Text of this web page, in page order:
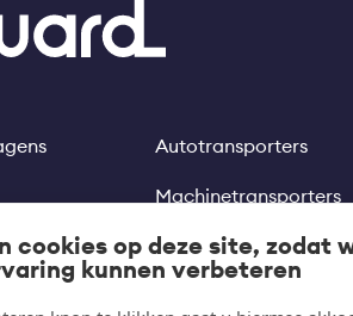
cookies op deze site, zodat
kunnen verbeteren
Autotransporters
Machinetransporters
Motortrailer